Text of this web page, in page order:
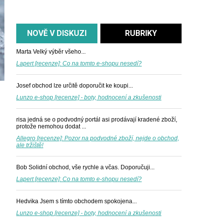
NOVĚ V DISKUZI RUBRIKY
Marta Velký výběr všeho...
Lapert [recenze]: Co na tomto e-shopu nesedí?
Josefobchod lze určitě doporučit ke koupi...
Lunzo e-shop [recenze] - boty, hodnocení a zkušenosti
risa jedná se o podvodný portál asi prodávají kradené zboží,
protože nemohou dodat ...
Allegro [recenze]: Pozor na podvodné zboží, nejde o obchod,
ale tržiště!
Bob Solidní obchod, vše rychle a včas. Doporučuji...
Lapert [recenze]: Co na tomto e-shopu nesedí?
Hedvika Jsem s tímto obchodem spokojena...
Lunzo e-shop [recenze] - boty, hodnocení a zkušenosti